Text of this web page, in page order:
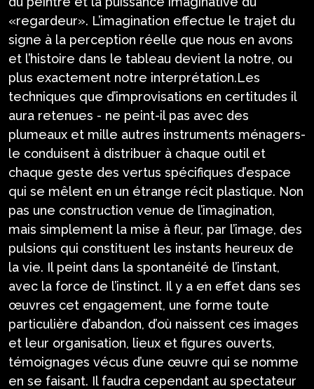
«regardeur». L’imagination effectue le trajet du
signe à la perception réelle que nous en avons
et l’histoire dans le tableau devient la notre, ou
plus exactement notre interprétation.Les
techniques que d’improvisations en certitudes il
aura retenues - ne peint-il pas avec des
plumeaux et mille autres instruments ménagers-
le conduisent à distribuer à chaque outil et
chaque geste des vertus spécifiques d’espace
qui se mêlent en un étrange récit plastique. Non
pas une construction venue de l’imagination,
mais simplement la mise à fleur, par l’image, des
pulsions qui constituent les instants heureux de
la vie. Il peint dans la spontanéité de l’instant,
avec la force de l’instinct. Il y a en effet dans ses
œuvres cet engagement, une forme toute
particulière d’abandon, d’où naissent ces images
et leur organisation, lieux et figures ouverts,
témoignages vécus d’une œuvre qui se nomme
en se faisant. Il faudra cependant au spectateur